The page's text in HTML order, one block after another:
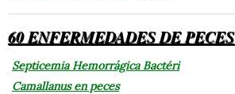
60 ENFERMEDADES DE PECES
Septicemia Hemorrágica Bactéri
Camallanus en peces